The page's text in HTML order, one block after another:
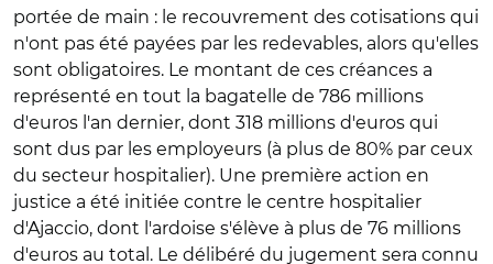
portée de main : le recouvrement des cotisations qui
n'ont pas été payées par les redevables, alors qu'elles
sont obligatoires. Le montant de ces créances a
représenté en tout la bagatelle de 786 millions
d'euros l'an dernier, dont 318 millions d'euros qui
sont dus par les employeurs (à plus de 80% par ceux
du secteur hospitalier). Une première action en
justice a été initiée contre le centre hospitalier
d'Ajaccio, dont l'ardoise s'élève à plus de 76 millions
d'euros au total. Le délibéré du jugement sera connu